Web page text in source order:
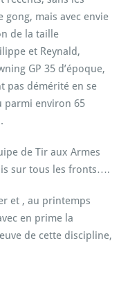
mais avec envie
de la taille
et Reynald,
GP 35 d’époque,
pas démérité en se
parmi environ 65
de Tir aux Armes
sur tous les fronts….
et , au printemps
en prime la
de cette discipline,